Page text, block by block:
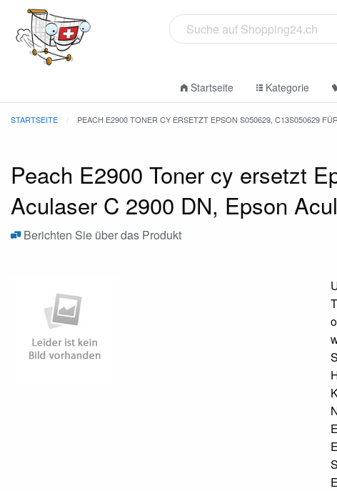
Startseite Kategorie
STARTSEITE PEACH E2900 TONER CY ERSETZT EPSON S050629, C13S050629
Peach E2900 Toner cy ersetzt
Aculaser C 2900 DN, Epson
Berichten Sie über das Produkt